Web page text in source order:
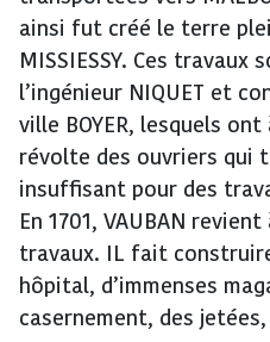
ainsi fut créé le terre
MISSIESSY. Ces travaux
l’ingénieur NIQUET et
ville BOYER, lesquels
révolte des ouvriers qui
insuffisant pour des
En 1701, VAUBAN
travaux. IL fait
hôpital, d’immenses
casernement, des